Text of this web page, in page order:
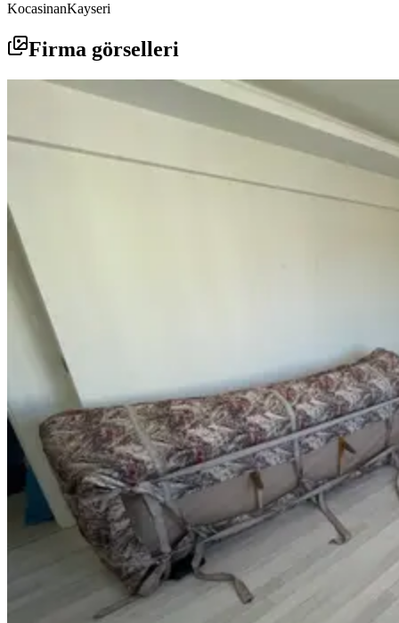
KocasinanKayseri
Firma görselleri